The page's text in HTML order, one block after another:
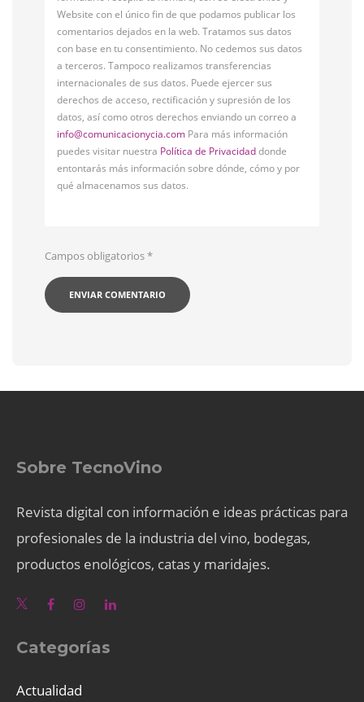
Website con el único fin de que podamos publicar los
comentarios dejados en la web. Tratamos sus datos
con base en tu consentimiento. No cedemos sus datos
a terceros. Tampoco realizamos transferencias
internacionales de sus datos. Puede ejercer sus
derechos de acceso, rectificación y supresión de los
datos, así como otros derechos enviando un correo a
info@comunicacionycia.com Para más información
puedes visitar nuestra Política de Privacidaddonde
entontarás más información sobre dónde, cómo y por
qué almacenamos sus datos.
Campos obligatorios*
Sobre TecnoVino
Revista digital con información e ideas prácticas para
profesionales de la industria del vino, bodegas,
productos enológicos, catas y maridajes.
Categorías
Actualidad